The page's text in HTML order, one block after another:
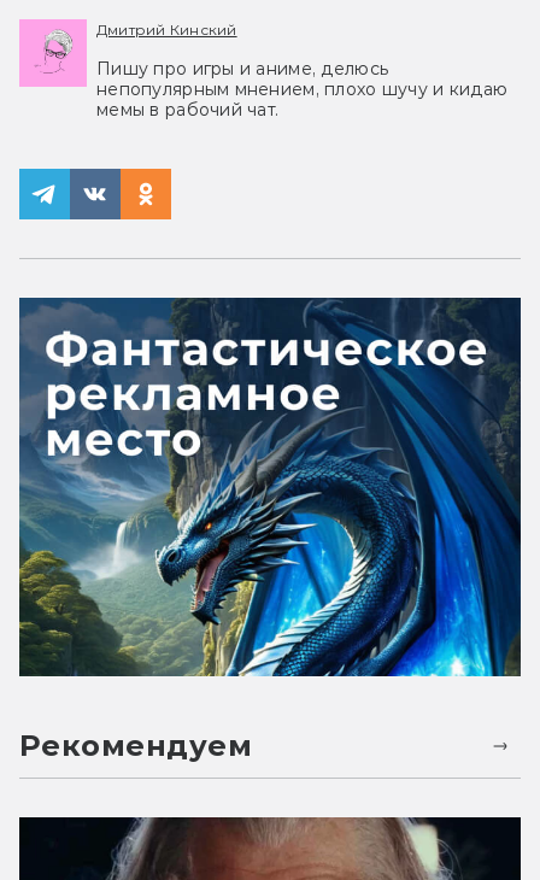
Дмитрий Кинский
Пишу про игры и аниме, делюсь
непопулярным мнением, плохо шучу и кидаю
мемы в рабочий чат.
Рекомендуем